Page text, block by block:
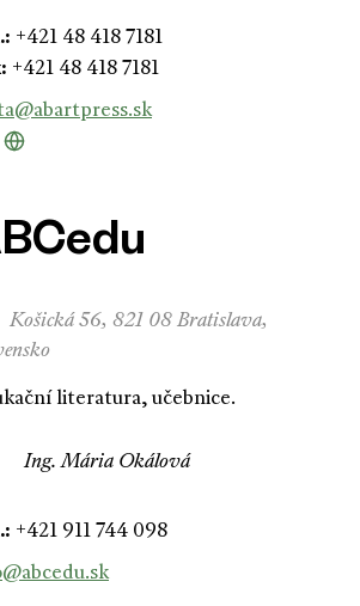
+421 48 418 7181
+421 48 418 7181
Košická 56, 821 08 Bratislava,
literatura, učebnice.
Ing. Mária Okálová
+421 911 744 098